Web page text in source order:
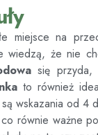
miejsce na
wiedzą, że nie
się przyda,
to również
wskazania od 4
równie ważne